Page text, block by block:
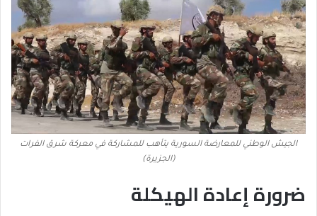
الجيش الوطني للمعارضة السورية يتأهب للمشاركة في معركة شرق الفرات
(الجزيرة)
ضرورة إعادة الهيكلة